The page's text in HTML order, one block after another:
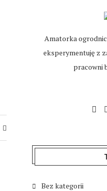
Amatorka
eksperymentuję z
pracowni
Bez kategorii